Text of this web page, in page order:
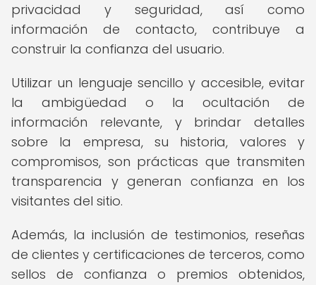
privacidad y seguridad, así como
información de contacto, contribuye a
construir la confianza del usuario.
Utilizar un lenguaje sencillo y accesible, evitar
la ambigüedad o la ocultación de
información relevante, y brindar detalles
sobre la empresa, su historia, valores y
compromisos, son prácticas que transmiten
transparencia y generan confianza en los
visitantes del sitio.
Además, la inclusión de testimonios, reseñas
de clientes y certificaciones de terceros, como
sellos de confianza o premios obtenidos,